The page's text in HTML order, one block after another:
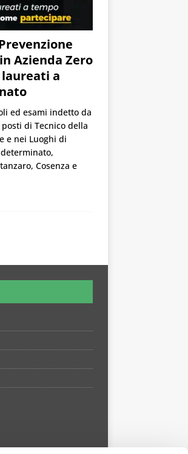
Azienda Zero
laureati a
ed esami indetto da
di Tecnico della
e nei Luoghi di
Cosenza e